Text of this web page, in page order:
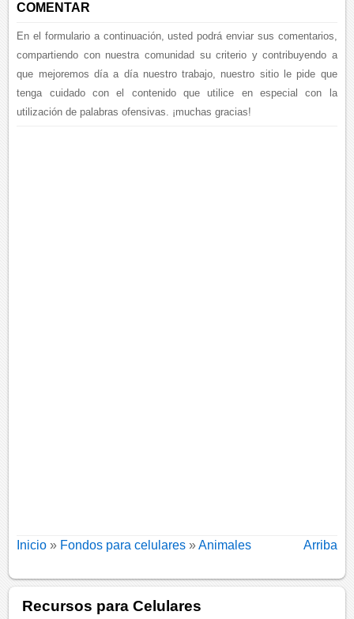
COMENTAR
En el formulario a continuación, usted podrá enviar sus comentarios,
compartiendo con nuestra comunidad su criterio y contribuyendo a
que mejoremos día a día nuestro trabajo, nuestro sitio le pide que
tenga cuidado con el contenido que utilice en especial con la
utilización de palabras ofensivas. ¡muchas gracias!
Inicio » Fondos para celulares »Animales Arriba
Recursos para Celulares